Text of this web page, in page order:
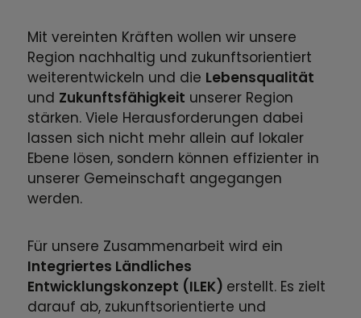
Mit vereinten Kräften wollen wir unsere
Region nachhaltig und zukunftsorientiert
weiterentwickeln und die Lebensqualität
und Zukunftsfähigkeit unserer Region
stärken. Viele Herausforderungen dabei
lassen sich nicht mehr allein auf lokaler
Ebene lösen, sondern können effizienter in
unserer Gemeinschaft angegangen
werden.
Für unsere Zusammenarbeit wird ein
Integriertes Ländliches
Entwicklungskonzept (ILEK) erstellt. Es zielt
darauf ab, zukunftsorientierte und